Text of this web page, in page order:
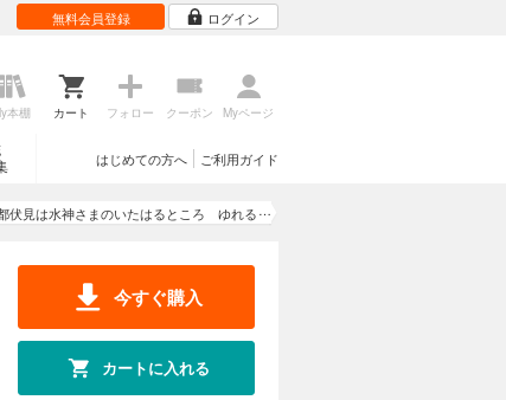
無料会員登録 ログイン
本棚 カート フォロー クーポン Myページ
ご利用ガイド
はじめての方へ
伏見は水神さまのいたはるところ ゆれる
今すぐ購入
カートに入れる